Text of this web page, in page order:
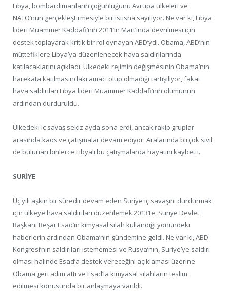
Libya, bombardımanların çoğunluğunu Avrupa ülkeleri ve
NATO’nun gerçekleştirmesiyle bir istisna sayılıyor. Ne var ki, Libya
lideri Muammer Kaddafi’nin 2011’in Mart’ında devrilmesi için
destek toplayarak kritik bir rol oynayan ABD’ydi. Obama, ABD’nin
müttefiklere Libya’ya düzenlenecek hava saldırılarında
katılacaklarını açıkladı. Ülkedeki rejimin değişmesinin Obama’nın
harekata katılmasındaki amacı olup olmadığı tartışılıyor, fakat
hava saldırıları Libya lideri Muammer Kaddafi’nin ölümünün
ardından durduruldu.
Ülkedeki iç savaş sekiz ayda sona erdi, ancak rakip gruplar
arasında kaos ve çatışmalar devam ediyor. Aralarında birçok sivil
de bulunan binlerce Libyalı bu çatışmalarda hayatını kaybetti.
SURİYE
Üç yılı aşkın bir süredir devam eden Suriye iç savaşını durdurmak
için ülkeye hava saldırıları düzenlemek 2013’te, Suriye Devlet
Başkanı Beşar Esad’ın kimyasal silah kullandığı yönündeki
haberlerin ardından Obama’nın gündemine geldi. Ne var ki, ABD
Kongresi’nin saldırıları istememesi ve Rusya’nın, Suriye’ye saldırı
olması halinde Esad’a destek vereceğini açıklaması üzerine
Obama geri adım attı ve Esad’la kimyasal silahların teslim
edilmesi konusunda bir anlaşmaya varıldı.